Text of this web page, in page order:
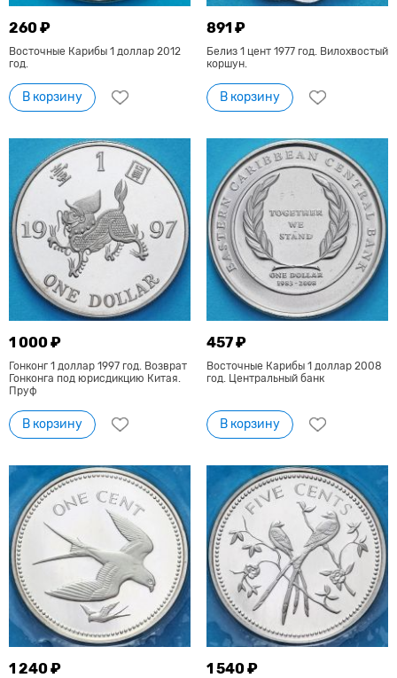
260 ₽
Восточные Карибы 1 доллар 2012
год.
В корзину
891 ₽
Белиз 1 цент 1977 год. Вилохвостый
коршун.
В корзину
1 000 ₽
Гонконг 1 доллар 1997 год. Возврат
Гонконга под юрисдикцию Китая.
Пруф
В корзину
457 ₽
Восточные Карибы 1 доллар 2008
год. Центральный банк
В корзину
1 240 ₽ 1 540 ₽